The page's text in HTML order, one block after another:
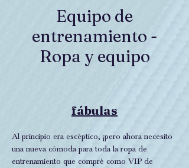
Equipo de
entrenamiento -
Ropa y equipo
fábulas
Al principio era escéptico, ¡pero ahora necesito
una nueva cómoda para toda la ropa de
entrenamiento que compré como VIP de